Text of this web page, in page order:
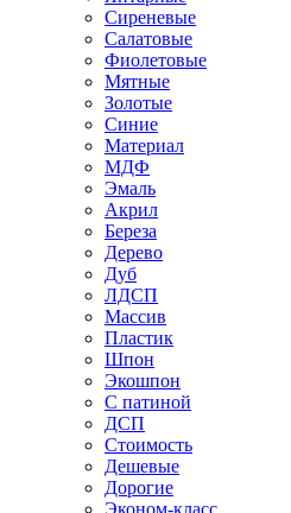
Сиреневые
Салатовые
Фиолетовые
Мятные
Золотые
Синие
Материал
МДФ
Эмаль
Акрил
Береза
Дерево
Дуб
ЛДСП
Массив
Пластик
Шпон
Экошпон
С патиной
ДСП
Стоимость
Дешевые
Дорогие
Эконом-класс